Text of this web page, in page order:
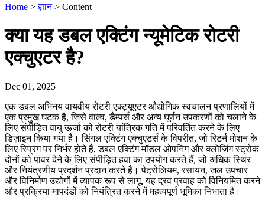
Home >ज्ञान> Content
क्या यह डबल एक्टिंग न्यूमेटिक रोटरी
एक्चुएटर है?
Dec 01, 2025
एक डबल अभिनय वायवीय रोटरी एक्ट्यूएटर औद्योगिक स्वचालन प्रणालियों में
एक प्रमुख घटक है, जिसे वाल्व, डैम्पर्स और अन्य घूर्णन उपकरणों को चलाने के
लिए संपीड़ित वायु ऊर्जा को रोटरी यांत्रिक गति में परिवर्तित करने के लिए
डिज़ाइन किया गया है। सिंगल एक्टिंग एक्चुएटर्स के विपरीत, जो रिटर्न मोशन के
लिए स्प्रिंग पर निर्भर होते हैं, डबल एक्टिंग मॉडल ओपनिंग और क्लोजिंग स्ट्रोक
दोनों को पावर देने के लिए संपीड़ित हवा का उपयोग करते हैं, जो अधिक स्थिर
और नियंत्रणीय प्रदर्शन प्रदान करते हैं। पेट्रोलियम, रसायन, जल उपचार
और विनिर्माण उद्योगों में व्यापक रूप से लागू, यह द्रव प्रवाह को विनियमित करने
और प्रक्रिया मापदंडों को नियंत्रित करने में महत्वपूर्ण भूमिका निभाता है।